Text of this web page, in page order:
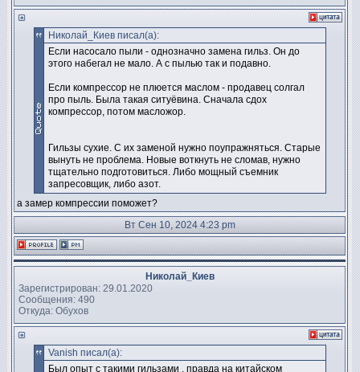
Николай_Киев писал(а):
Если насосало пыли - однозначно замена гильз. Он до
этого набегал не мало. А с пылью так и подавно.
Если компрессор не плюется маслом - продавец солгал
про пыль. Была такая ситуёвина. Сначала сдох
компрессор, потом масложор.
Гильзы сухие. С их заменой нужно поупражняться. Старые
вынуть не проблема. Новые воткнуть не сломав, нужно
тщательно подготовиться. Либо мощный съемник
запресовщик, либо азот.
а замер компрессии поможет?
Вт Сен 10, 2024 4:23 pm
Николай_Киев
Зарегистрирован: 29.01.2020
Сообщения: 490
Откуда: Обухов
Vanish писал(а):
Был опыт с такими гильзами , правда на китайском